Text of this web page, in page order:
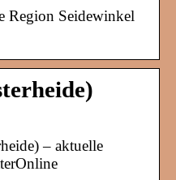
Region Seidewinkel
– aktuelle